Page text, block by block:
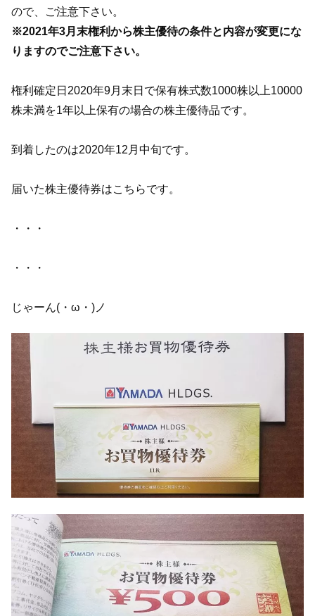
ので、ご注意下さい。
※2021年3月末権利から株主優待の条件と内容が変更にな
りますのでご注意下さい。
権利確定日2020年9月末日で保有株式数1000株以上10000
株未満を1年以上保有の場合の株主優待品です。
到着したのは2020年12月中旬です。
届いた株主優待券はこちらです。
・・・
・・・
じゃーん(・ω・)ノ